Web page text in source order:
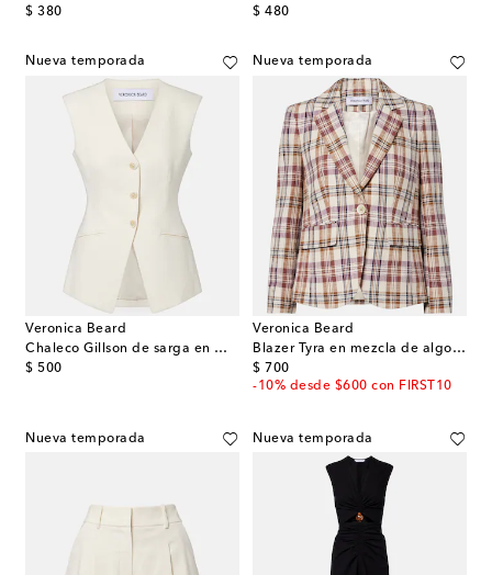
$ 380
original price
$ 480
original price
Nueva temporada
Veronica Beard
Chaleco Gillson de sarga en mezcla de algodón
$ 500
original price
Nueva temporada
Veronica Beard
Blazer Tyra en mezcla de algodón a cuadros
$ 700
original price
-10% desde $600 con FIRST10
Nueva temporada Nueva temporada